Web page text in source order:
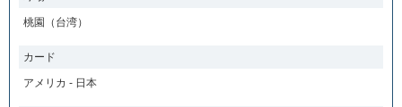
桃園（台湾）
カード
アメリカ - 日本